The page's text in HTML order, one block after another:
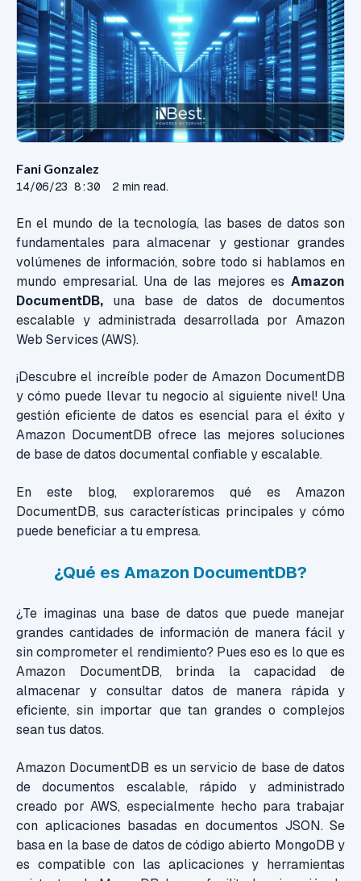
Fani Gonzalez
14/06/23 8:30 2 min read.
En el mundo de la tecnología, las bases de datos son
fundamentales para almacenar y gestionar grandes
volúmenes de información, sobre todo si hablamos en
mundo empresarial. Una de las mejores es Amazon
DocumentDB, una base de datos de documentos
escalable y administrada desarrollada por Amazon
Web Services (AWS).
¡Descubre el increíble poder de Amazon DocumentDB
y cómo puede llevar tu negocio al siguiente nivel! Una
gestión eficiente de datos es esencial para el éxito y
Amazon DocumentDB ofrece las mejores soluciones
de base de datos documental confiable y escalable.
En este blog, exploraremos qué es Amazon
DocumentDB, sus características principales y cómo
puede beneficiar a tu empresa.
¿Qué es Amazon DocumentDB?
¿Te imaginas una base de datos que puede manejar
grandes cantidades de información de manera fácil y
sin comprometer el rendimiento? Pues eso es lo que es
Amazon DocumentDB, brinda la capacidad de
almacenar y consultar datos de manera rápida y
eficiente, sin importar que tan grandes o complejos
sean tus datos.
Amazon DocumentDB es un servicio de base de datos
de documentos escalable, rápido y administrado
creado por AWS, especialmente hecho para trabajar
con aplicaciones basadas en documentos JSON. Se
basa en la base de datos de código abierto MongoDB y
es compatible con las aplicaciones y herramientas